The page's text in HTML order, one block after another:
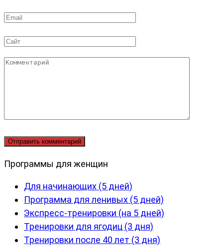
Email
Сайт
Комментарий
Программы для женщин
Для начинающих (5 дней)
Программа для ленивых (5 дней)
Экспресс-тренировки (на 5 дней)
Тренировки для ягодиц (3 дня)
Тренировки после 40 лет (3 дня)